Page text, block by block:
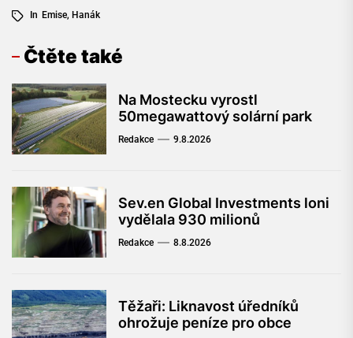
In Emise, Hanák
Čtěte také
Na Mostecku vyrostl
50megawattový solární park
Redakce 9.8.2026
Sev.en Global Investments loni
vydělala 930 milionů
Redakce 8.8.2026
Těžaři: Liknavost úředníků
ohrožuje peníze pro obce